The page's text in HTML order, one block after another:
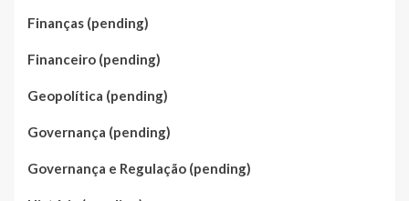
Finanças (pending)
Financeiro (pending)
Geopolítica (pending)
Governança (pending)
Governança e Regulação (pending)